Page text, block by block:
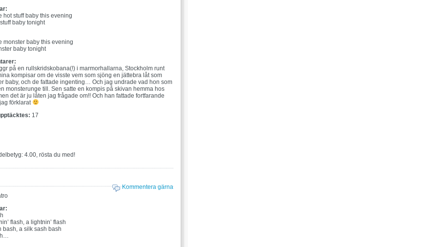
hot stuff baby this evening
baby tonight
monster baby this evening
baby tonight
på en rullskridskobana(!) i marmorhallarna, Stockholm runt
kompisar om de visste vem som sjöng en jättebra låt som
baby, och de fattade ingenting… Och jag undrade vad hon som
monsterunge till. Sen satte en kompis på skivan hemma hos
det är ju låten jag frågade om!! Och han fattade fortfarande
förklarat
17
4.00, rösta du med!
Kommentera gärna
flash, a lightnin’ flash
bash, a silk sash bash